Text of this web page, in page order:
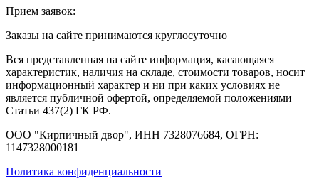
Прием заявок:
Заказы на сайте принимаются круглосуточно
Вся представленная на сайте информация, касающаяся
характеристик, наличия на складе, стоимости товаров, носит
информационный характер и ни при каких условиях не
является публичной офертой, определяемой положениями
Статьи 437(2) ГК РФ.
ООО "Кирпичный двор", ИНН 7328076684, ОГРН:
1147328000181
Политика конфиденциальности